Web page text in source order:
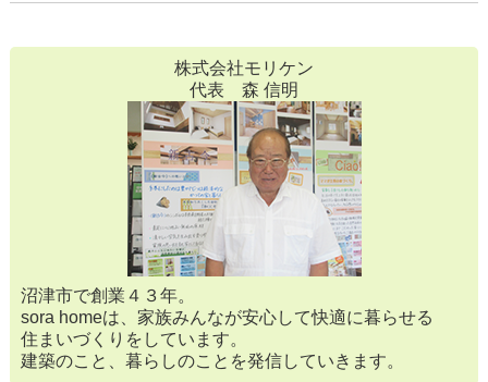
株式会社モリケン
代表 森 信明
沼津市で創業４３年。
sora homeは、家族みんなが安心して快適に暮らせる
住まいづくりをしています。
建築のこと、暮らしのことを発信していきます。